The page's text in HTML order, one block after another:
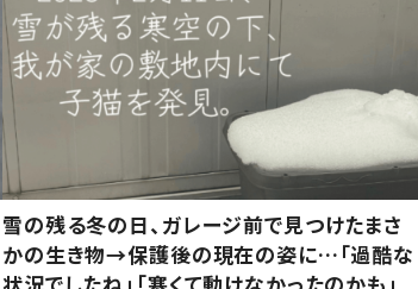
雪の残る冬の日、ガレージ前で見つけたまさ
かの生き物→保護後の現在の姿に…「過酷な